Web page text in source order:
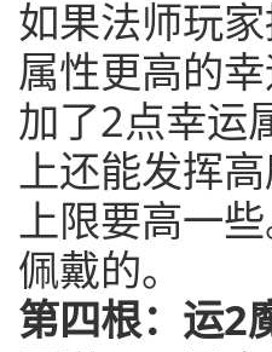
如果法师玩
属性更高的
加了2点幸运
上还能发挥
上限要高一
佩戴的。
第四根：运2